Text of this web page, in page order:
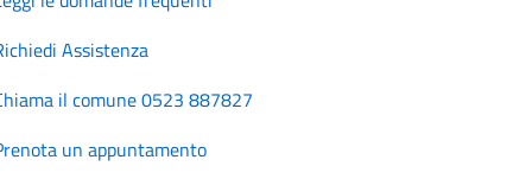
Assistenza
il comune 0523 887827
un appuntamento